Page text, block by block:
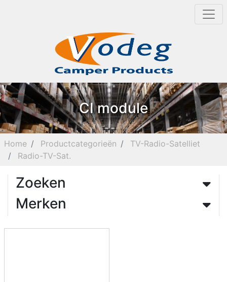
CI module
Home Productcategorieën
TV-Radio-Satelliet
Radio-TV-Sat.
Zoeken
Merken